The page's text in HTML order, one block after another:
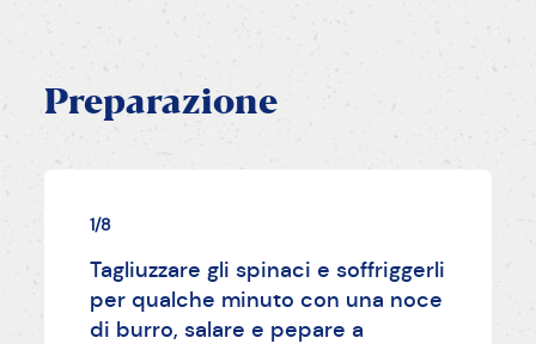
Preparazione
1/8
Tagliuzzare gli spinaci e soffriggerli
per qualche minuto con una noce
di burro, salare e pepare a